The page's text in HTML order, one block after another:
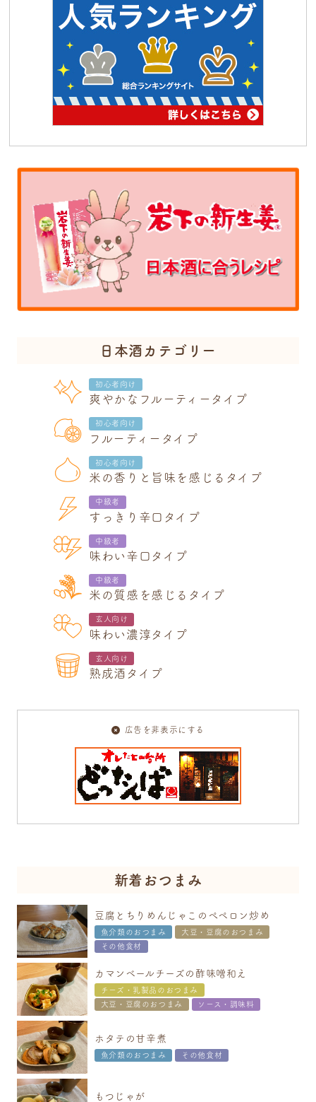
プレミアム会員登録
プレミアム会員登録
日本酒カテゴリー
初心者向け
爽やかなフルーティータイプ
初心者向け
フルーティータイプ
初心者向け
米の香りと旨味を感じるタイプ
中級者
すっきり辛口タイプ
中級者
味わい辛口タイプ
中級者
米の質感を感じるタイプ
玄人向け
味わい濃淳タイプ
玄人向け
熟成酒タイプ
広告を非表示にする
プレミアム会員登録
新着おつまみ
豆腐とちりめんじゃこのぺペロン炒め
魚介類のおつまみ
大豆・豆腐のおつまみ
その他食材
カマンベールチーズの酢味噌和え
チーズ・乳製品のおつまみ
大豆・豆腐のおつまみ
ソース・調味料
ホタテの甘辛煮
魚介類のおつまみ その他食材
もつじゃが
プレミアム会員登録